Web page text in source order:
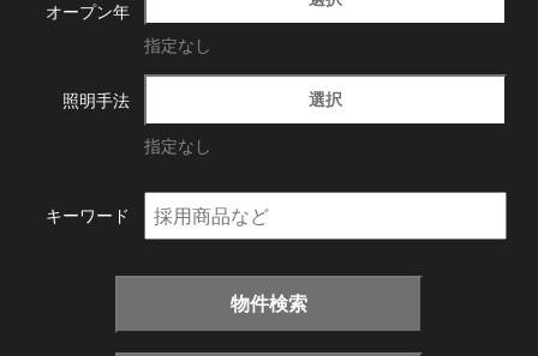
オープン年
指定なし
照明手法 選択
指定なし
キーワード
物件検索